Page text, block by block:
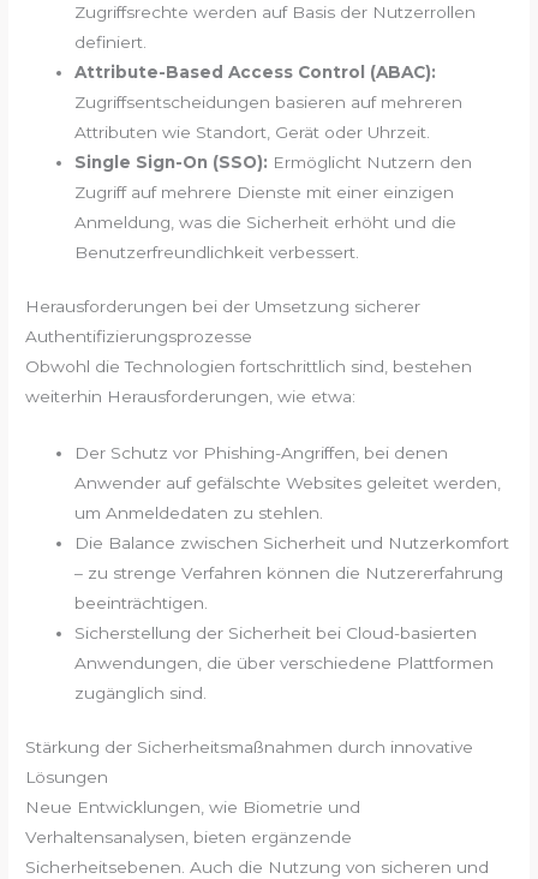
Zugriffsrechte werden auf Basis der Nutzerrollen
definiert.
Attribute-Based Access Control (ABAC):
Zugriffsentscheidungen basieren auf mehreren
Attributen wie Standort, Gerät oder Uhrzeit.
Single Sign-On (SSO): Ermöglicht Nutzern den
Zugriff auf mehrere Dienste mit einer einzigen
Anmeldung, was die Sicherheit erhöht und die
Benutzerfreundlichkeit verbessert.
Herausforderungen bei der Umsetzung sicherer
Authentifizierungsprozesse
Obwohl die Technologien fortschrittlich sind, bestehen
weiterhin Herausforderungen, wie etwa:
Der Schutz vor Phishing-Angriffen, bei denen
Anwender auf gefälschte Websites geleitet werden,
um Anmeldedaten zu stehlen.
Die Balance zwischen Sicherheit und Nutzerkomfort
– zu strenge Verfahren können die Nutzererfahrung
beeinträchtigen.
Sicherstellung der Sicherheit bei Cloud-basierten
Anwendungen, die über verschiedene Plattformen
zugänglich sind.
Stärkung der Sicherheitsmaßnahmen durch innovative
Lösungen
Neue Entwicklungen, wie Biometrie und
Verhaltensanalysen, bieten ergänzende
Sicherheitsebenen. Auch die Nutzung von sicheren und